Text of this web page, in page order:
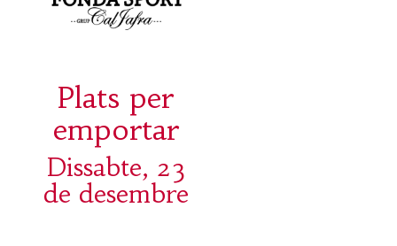
Plats per
emportar
Dissabte, 23
de desembre